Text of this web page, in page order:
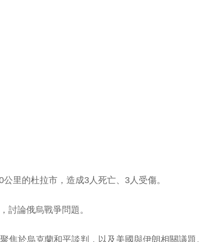
里的杜拉市，造成3人死亡、3人受傷。
討論俄烏戰爭問題。
於烏克蘭和平談判，以及美國與伊朗相關議題。